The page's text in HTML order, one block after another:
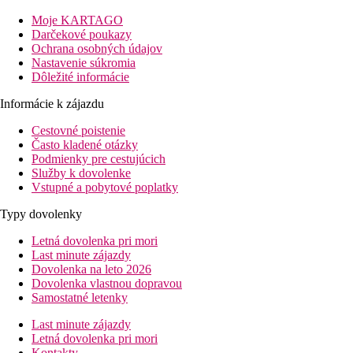
Popis izby
Štandardná izba
centrálne ovládaná klimatizácia (hlavná sezóna)
telefón
TV so satelitným príjmom
minibar
kúpeľňa/WC, ( sušič vlasov)
trezor (zadarmo)
balkón alebo terasa
Ostatné typy izieb( pokiaľ nie je uvedené inak, majú izby
Izba s výhľadom na more
Informácie o hoteli
vstupná hala s recepciou
bankomat
hlavná reštaurácia
2 reštaurácie s obsluhou (tuniská, talianska)
Wi-Fi v celom areáli (zadarmo)
obchodíky
Moje KARTAGO
Darčekové poukazy
Ochrana osobných údajov
Nastavenie súkromia
Dôležité informácie
Informácie k zájazdu
Cestovné poistenie
Často kladené otázky
Podmienky pre cestujúcich
Služby k dovolenke
Vstupné a pobytové poplatky
Typy dovolenky
Letná dovolenka pri mori
Last minute zájazdy
Dovolenka na leto 2026
Dovolenka vlastnou dopravou
Samostatné letenky
Last minute zájazdy
Letná dovolenka pri mori